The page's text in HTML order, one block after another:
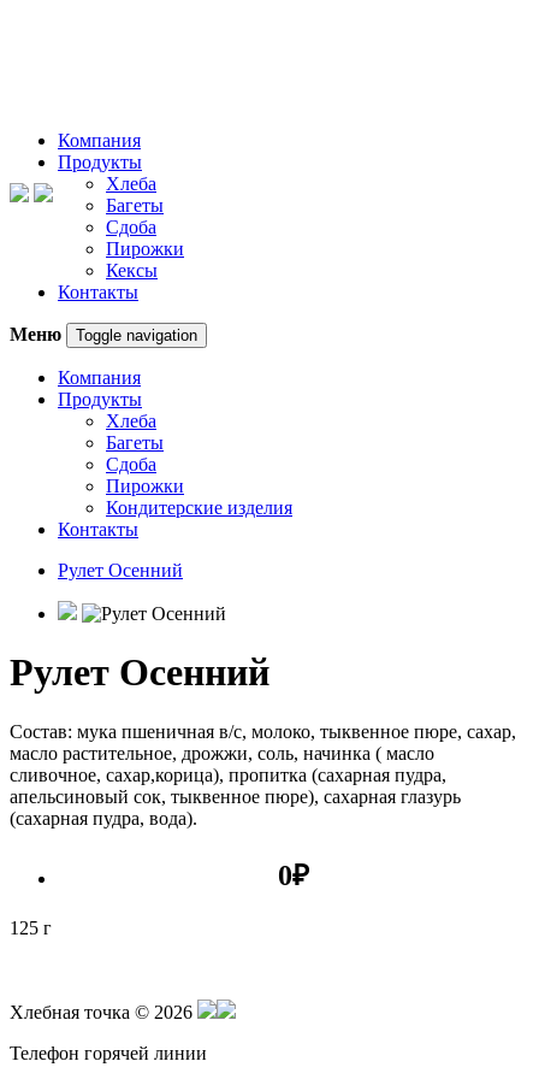
Компания
Продукты
Хлеба
Багеты
Сдоба
Пирожки
Кексы
Контакты
Меню Toggle navigation
Компания
Продукты
Хлеба
Багеты
Сдоба
Пирожки
Кондитерские изделия
Контакты
Рулет Осенний
Рулет Осенний
Состав: мука пшеничная в/с, молоко, тыквенное пюре, сахар,
масло растительное, дрожжи, соль, начинка ( масло
сливочное, сахар,корица), пропитка (сахарная пудра,
апельсиновый сок, тыквенное пюре), сахарная глазурь
(сахарная пудра, вода).
0₽
125 г
Хлебная точка © 2026
Телефон горячей линии